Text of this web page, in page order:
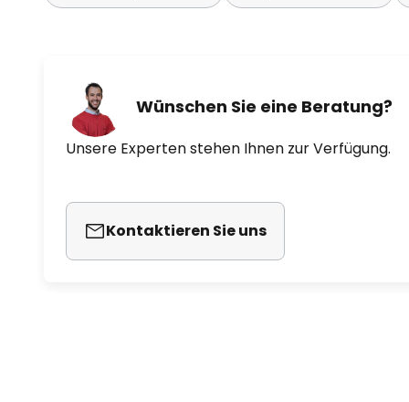
Wünschen Sie eine Beratung?
Unsere Experten stehen Ihnen zur Verfügung.
Kontaktieren Sie uns